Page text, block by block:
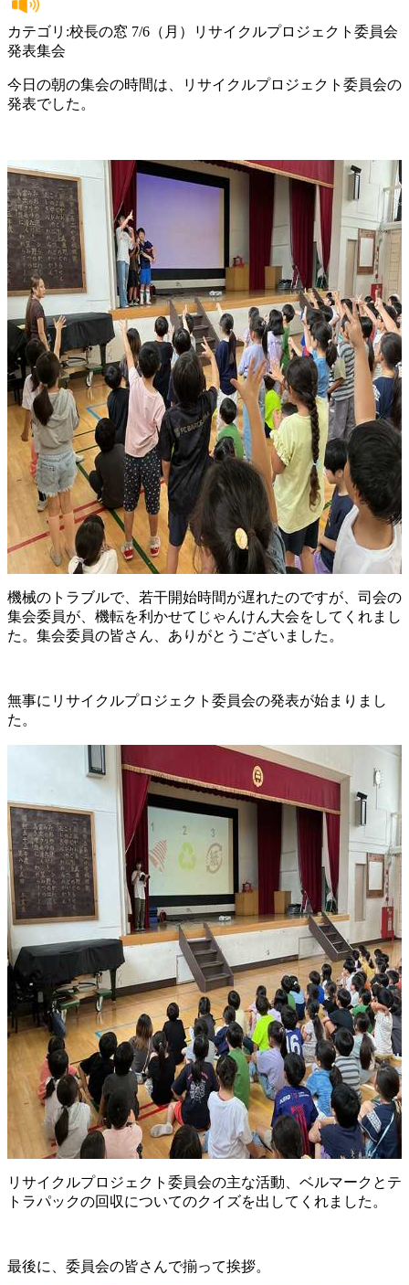
カテゴリ:校長の窓 7/6（月）リサイクルプロジェクト委員会
発表集会
今日の朝の集会の時間は、リサイクルプロジェクト委員会の
発表でした。
機械のトラブルで、若干開始時間が遅れたのですが、司会の
集会委員が、機転を利かせてじゃんけん大会をしてくれまし
た。集会委員の皆さん、ありがとうございました。
無事にリサイクルプロジェクト委員会の発表が始まりまし
た。
リサイクルプロジェクト委員会の主な活動、ベルマークとテ
トラパックの回収についてのクイズを出してくれました。
最後に、委員会の皆さんで揃って挨拶。